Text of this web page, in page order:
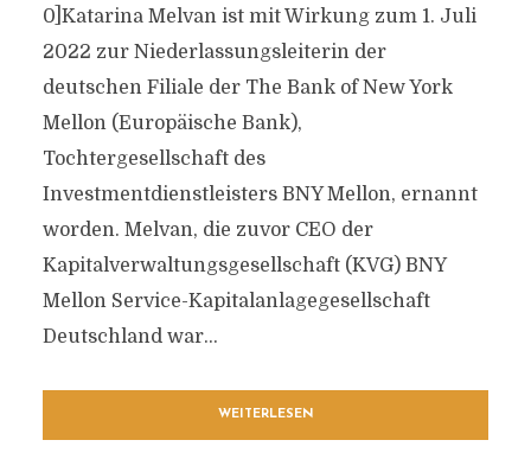
0]Katarina Melvan ist mit Wirkung zum 1. Juli
2022 zur Niederlassungsleiterin der
deutschen Filiale der The Bank of New York
Mellon (Europäische Bank),
Tochtergesellschaft des
Investmentdienstleisters BNY Mellon, ernannt
worden. Melvan, die zuvor CEO der
Kapitalverwaltungsgesellschaft (KVG) BNY
Mellon Service-Kapitalanlagegesellschaft
Deutschland war...
WEITERLESEN